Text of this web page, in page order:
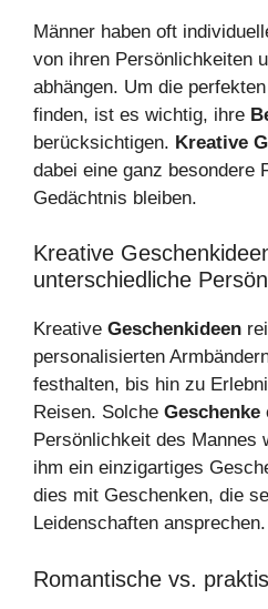
Männer haben oft
von ihren Persönlichkeiten
abhängen. Um die perfekten
finden, ist es wichtig, ihre
berücksichtigen. Kreative
dabei eine ganz besondere
Gedächtnis bleiben.
Kreative
unterschiedliche
Kreative Geschenkideen
personalisierten
festhalten, bis hin zu
Reisen. Solche Geschenke
Persönlichkeit des Mannes
ihm ein einzigartiges
dies mit Geschenken, die
Leidenschaften ansprechen.
Romantische vs.